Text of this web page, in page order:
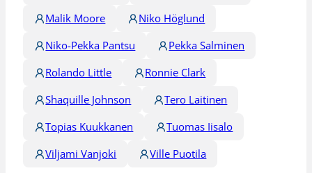
Malik Moore
Niko Höglund
Niko-Pekka Pantsu
Pekka Salminen
Rolando Little
Ronnie Clark
Shaquille Johnson
Tero Laitinen
Topias Kuukkanen
Tuomas Iisalo
Viljami Vanjoki
Ville Puotila